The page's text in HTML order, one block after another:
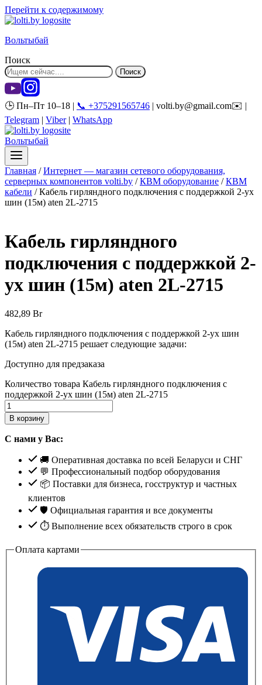
Перейти к содержимому
Вольтыбай
Поиск
Поиск
🕒 Пн–Пт 10–18 | 📞 +375291565746 | volti.by@gmail.com✉️ |
Telegram | Viber| WhatsApp
Вольтыбай
Главная / Интернет — магазин сетевого оборудования,
серверных компонентов volti.by / КВМ оборудование / КВМ
кабели / Кабель гирляндного подключения с поддержкой 2-ух
шин (15м) aten 2L-2715
Кабель гирляндного
подключения с поддержкой 2-
ух шин (15м) aten 2L-2715
482,89 Br
Кабель гирляндного подключения с поддержкой 2-ух шин
(15м) aten 2L-2715 решает следующие задачи:
Доступно для предзаказа
Количество товара Кабель гирляндного подключения с
поддержкой 2-ух шин (15м) aten 2L-2715
В корзину
С нами у Вас:
🚚 Оперативная доставка по всей Беларуси и СНГ
💬 Профессиональный подбор оборудования
📦 Поставки для бизнеса, госструктур и частных
клиентов
🛡️ Официальная гарантия и все документы
⏱ Выполнение всех обязательств строго в срок
Оплата картами